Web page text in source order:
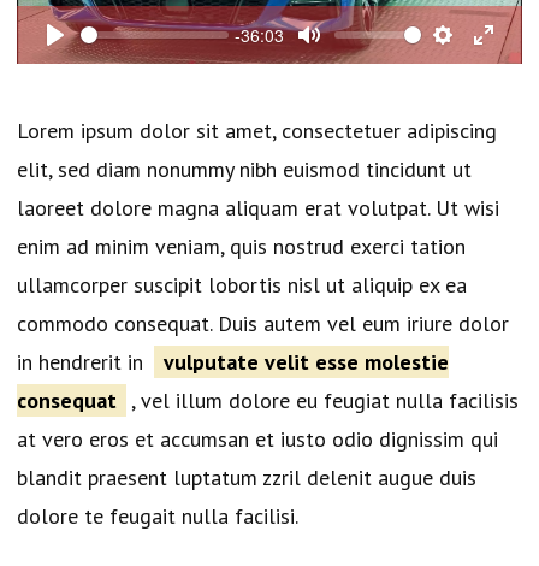
P
a
y
-36:03
M
t
e
S
t
t
n
g
s
E
t
f
l
c
e
a
y
Lorem ipsum dolor sit amet, consectetuer adipiscing
elit, sed diam nonummy nibh euismod tincidunt ut
laoreet dolore magna aliquam erat volutpat. Ut wisi
enim ad minim veniam, quis nostrud exerci tation
ullamcorper suscipit lobortis nisl ut aliquip ex ea
commodo consequat. Duis autem vel eum iriure dolor
in hendrerit in
vulputate velit esse molestie
consequat , vel illum dolore eu feugiat nulla facilisis
at vero eros et accumsan et iusto odio dignissim qui
blandit praesent luptatum zzril delenit augue duis
dolore te feugait nulla facilisi.